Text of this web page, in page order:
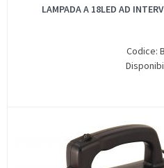
LAMPADA A 18LED AD
Codice: